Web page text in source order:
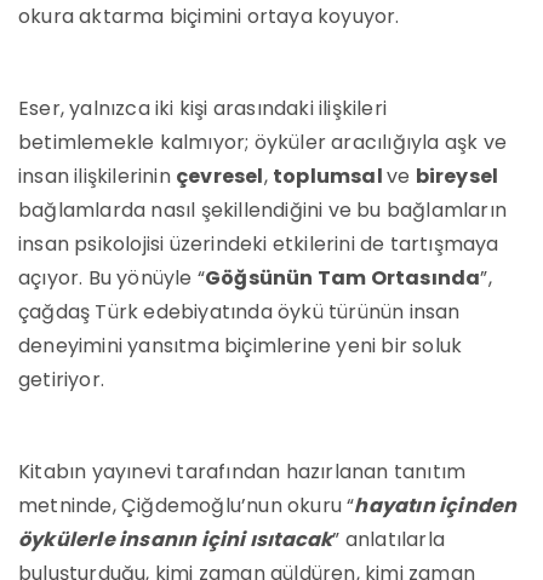
okura aktarma biçimini ortaya koyuyor.
Eser, yalnızca iki kişi arasındaki ilişkileri
betimlemekle kalmıyor; öyküler aracılığıyla aşk ve
insan ilişkilerinin çevresel, toplumsalve bireysel
bağlamlarda nasıl şekillendiğini ve bu bağlamların
insan psikolojisi üzerindeki etkilerini de tartışmaya
açıyor. Bu yönüyle “Göğsünün Tam Ortasında”,
çağdaş Türk edebiyatında öykü türünün insan
deneyimini yansıtma biçimlerine yeni bir soluk
getiriyor.
Kitabın yayınevi tarafından hazırlanan tanıtım
metninde, Çiğdemoğlu’nun okuru “hayatın içinden
öykülerle insanın içini ısıtacak” anlatılarla
buluşturduğu, kimi zaman güldüren, kimi zaman